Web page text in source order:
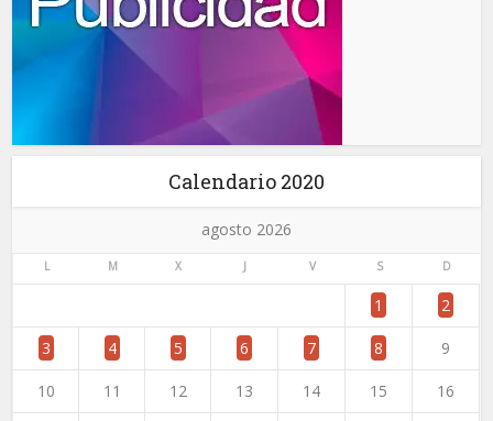
Calendario 2020
agosto 2026
L M X J V S D
1 2
3 4 5 6 7 8 9
10 11 12 13 14 15 16